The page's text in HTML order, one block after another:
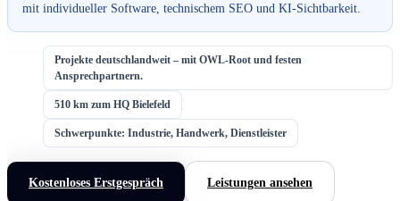
mit individueller Software, technischem SEO und KI-Sichtbarkeit.
Projekte deutschlandweit – mit OWL-Root und festen
Ansprechpartnern.
510 km zum HQ Bielefeld
Schwerpunkte: Industrie, Handwerk, Dienstleister
Kostenloses Erstgespräch Leistungen ansehen